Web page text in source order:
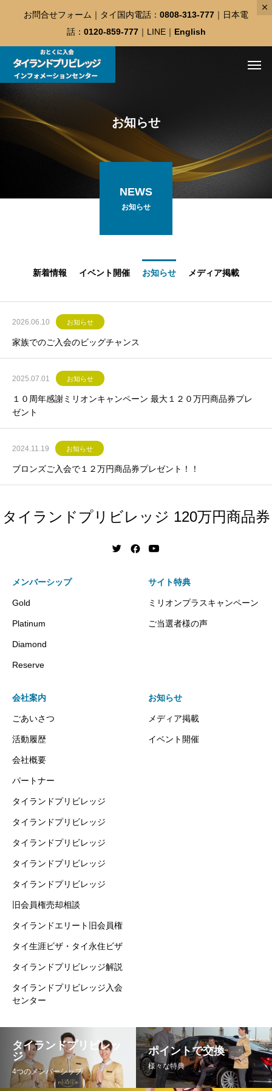
お問合せフォーム ｜タイ国内電話： 0808-313-777 ｜日本電
話： 0120-859-777｜ LINE｜ English
お知らせ
NEWS
お知らせ
新着情報 イベント開催 お知らせ メディア掲載
2026.06.10 お知らせ
家族でのご入会のビッグチャンス
2025.07.01 お知らせ
１０周年感謝ミリオンキャンペーン 最大１２０万円商品券プレ
ゼント
2024.11.19 お知らせ
ブロンズご入会で１２万円商品券プレゼント！！
タイランドプリビレッジ 120万円商品券
メンバーシップ
Gold
Platinum
Diamond
Reserve
サイト特典
ミリオンプラスキャンペーン
ご当選者様の声
会社案内
ごあいさつ
活動履歴
会社概要
パートナー
タイランドプリビレッジ
タイランドプリビレッジ
タイランドプリビレッジ
タイランドプリビレッジ
タイランドプリビレッジ
旧会員権売却相談
タイランドエリート旧会員権
タイ生涯ビザ・タイ永住ビザ
タイランドプリビレッジ解説
タイランドプリビレッジ入会
センター
お知らせ
メディア掲載
イベント開催
タイランドプリビレッ
ジ
4つのメンバーシップ
ポイントで交換
様々な特典